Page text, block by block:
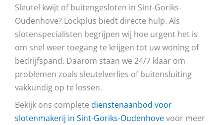
Sleutel kwijt of buitengesloten in Sint-Goriks-
Oudenhove? Lockplus biedt directe hulp. Als
slotenspecialisten begrijpen wij hoe urgent het is
om snel weer toegang te krijgen tot uw woning of
bedrijfspand. Daarom staan we 24/7 klaar om
problemen zoals sleutelverlies of buitensluiting
vakkundig op te lossen.
Bekijk ons complete dienstenaanbod voor
slotenmakerij in Sint-Goriks-Oudenhovevoor meer